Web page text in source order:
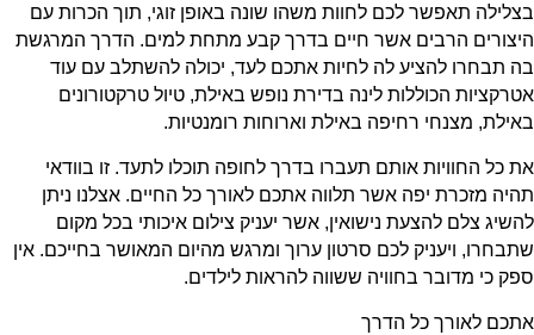
בצלילה תאפשר לכם לחוות משהו שונה באופן זוגי, תוך הכרות עם
היצורים הרבים אשר חיים בדרך קבע מתחת למים. הדרך המרגשת
בה תבחרו להציע לה לחיות אתכם לעד, יכולה להשתלב עם עוד
אטרקציות הכוללות לינה בדירת נופש באילת, טיול טרקטורונים
באילת, מצנחי רחיפה באילת וארוחות רומנטיות.
את כל החוויות אותם תעברו בדרך לחופה תוכלו לתעד. זו בוודאי
תהיה מזכרת יפה אשר תלווה אתכם לאורך כל החיים. אצלנו ניתן
להשיג צלם להצעת נישואין, אשר יעניק צילום איכותי בכל מקום
שתבחרו, ויעניק לכם סרטון ערוך ומרגש מהיום המאושר בחייכם. אין
ספק כי מדובר בחוויה ששווה להראות לילדים.
אתכם לאורך כל הדרך